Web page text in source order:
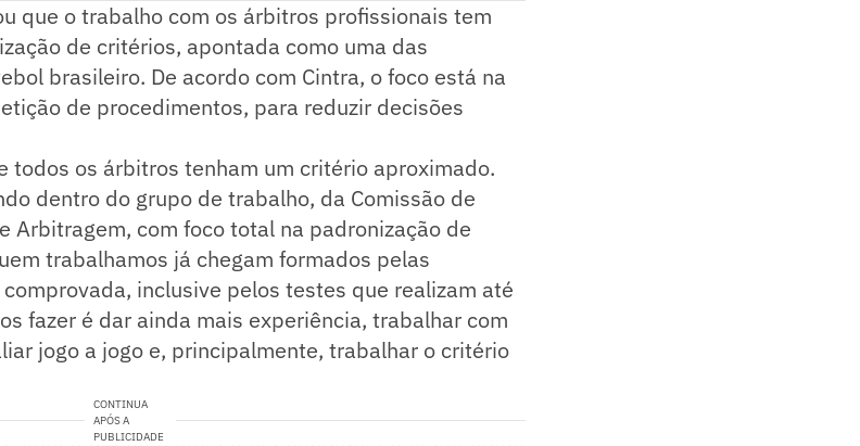
que o trabalho com os árbitros profissionais tem
de critérios, apontada como uma das
brasileiro. De acordo com Cintra, o foco está na
de procedimentos, para reduzir decisões
todos os árbitros tenham um critério aproximado.
dentro do grupo de trabalho, da Comissão de
Arbitragem, com foco total na padronização de
trabalhamos já chegam formados pelas
inclusive pelos testes que realizam até
fazer é dar ainda mais experiência, trabalhar com
jogo a jogo e, principalmente, trabalhar o critério
CONTINUA
APÓS A
PUBLICIDADE